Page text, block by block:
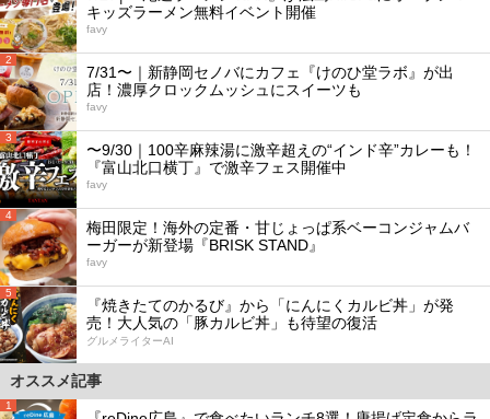
キッズラーメン無料イベント開催
favy
2
7/31〜｜新静岡セノバにカフェ『けのひ堂ラボ』が出
店！濃厚クロックムッシュにスイーツも
favy
3
〜9/30｜100辛麻辣湯に激辛超えの“インド辛”カレーも！
『富山北口横丁』で激辛フェス開催中
favy
4
梅田限定！海外の定番・甘じょっぱ系ベーコンジャムバ
ーガーが新登場『BRISK STAND』
favy
5
『焼きたてのかるび』から「にんにくカルビ丼」が発
売！大人気の「豚カルビ丼」も待望の復活
グルメライターAI
オススメ記事
1